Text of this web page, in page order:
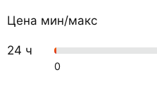
Цена мин/макс
24 ч
0